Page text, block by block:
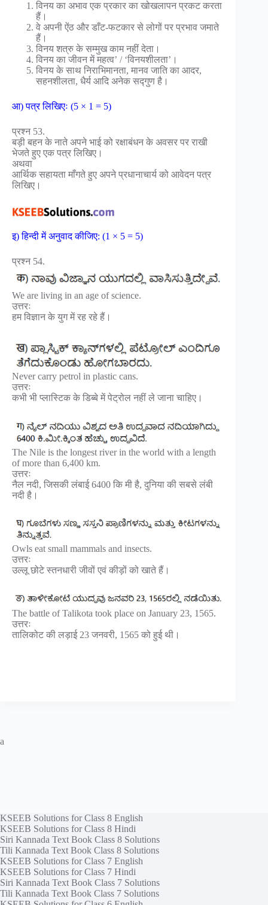
विनय का अभाव एक प्रकार का खोखलापन प्रकट करता
हैं।
वे अपनी ऐंठ और डाँट-फटकार से लोगों पर प्रभाव जमाते
हैं।
विनय शत्रु के सम्मुख काम नहीं देता।
विनय का जीवन में महत्व’ / ‘विनयशीलता’।
विनय के साथ निराभिमानता, मानव जाति का आदर,
सहनशीलता, धैर्य आदि अनेक सद्गुण है।
आ) पत्र लिखिएः (5 × 1 = 5)
प्रश्न 53.
बड़ी बहन के नाते अपने भाई को रक्षाबंधन के अवसर पर राखी
भेजते हुए एक पत्र लिखिए।
अथवा
आर्थिक सहायता माँगते हुए अपने प्रधानाचार्य को आवेदन पत्र
लिखिए।
इ) हिन्दी में अनुवाद कीजिए: (1 × 5 = 5)
प्रश्न 54.
We are living in an age of science.
उत्तरः
हम विज्ञान के युग में रह रहे हैं।
Never carry petrol in plastic cans.
उत्तरः
कभी भी प्लास्टिक के डिब्बे में पेट्रोल नहीं ले जाना चाहिए।
The Nile is the longest river in the world with a length
of more than 6,400 km.
उत्तरः
नैल नदी, जिसकी लंबाई 6400 कि मी है, दुनिया की सबसे लंबी
नदी है।
Owls eat small mammals and insects.
उत्तरः
उल्लू छोटे स्तनधारी जीवों एवं कीड़ों को खाते हैं।
The battle of Talikota took place on January 23, 1565.
उत्तरः
तालिकोट की लड़ाई 23 जनवरी, 1565 को हुई थी।
a
KSEEB Solutions for Class 8 English
KSEEB Solutions for Class 8 Hindi
Siri Kannada Text Book Class 8 Solutions
Tili Kannada Text Book Class 8 Solutions
KSEEB Solutions for Class 7 English
KSEEB Solutions for Class 7 Hindi
Siri Kannada Text Book Class 7 Solutions
Tili Kannada Text Book Class 7 Solutions